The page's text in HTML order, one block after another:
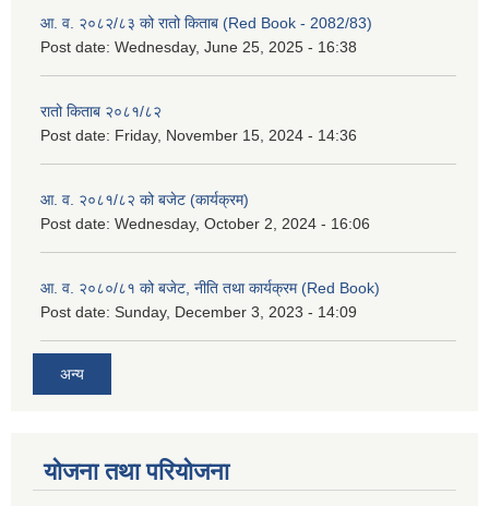
आ. व. २०८२/८३ को रातो किताब (Red Book - 2082/83)
Post date: Wednesday, June 25, 2025 - 16:38
रातो किताब २०८१/८२
Post date: Friday, November 15, 2024 - 14:36
आ. व. २०८१/८२ को बजेट (कार्यक्रम)
Post date: Wednesday, October 2, 2024 - 16:06
आ. व. २०८०/८१ को बजेट, नीति तथा कार्यक्रम (Red Book)
Post date: Sunday, December 3, 2023 - 14:09
अन्य
योजना तथा परियोजना